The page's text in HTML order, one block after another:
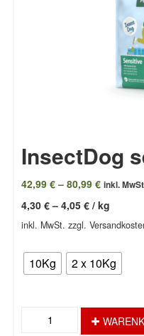
InsectDog
42,99 €– 80,99 € inkl.
4,30 €– 4,05 € / kg
inkl. MwSt. zzgl.
10Kg 2 x 10Kg
sensitive